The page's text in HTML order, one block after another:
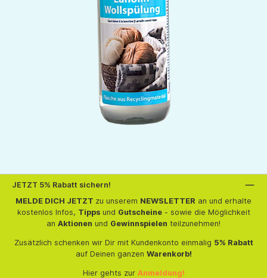
JETZT 5% Rabatt sichern!
MELDE DICH JETZT zu unserem NEWSLETTER an und erhalte
kostenlos Infos, Tippsund Gutscheine- sowie die Möglichkeit
an Aktionen und Gewinnspielen teilzunehmen!
Zusätzlich schenken wir Dir mit Kundenkonto einmalig 5% Rabatt
auf Deinen ganzen Warenkorb!
Hier gehts zur Anmeldung!